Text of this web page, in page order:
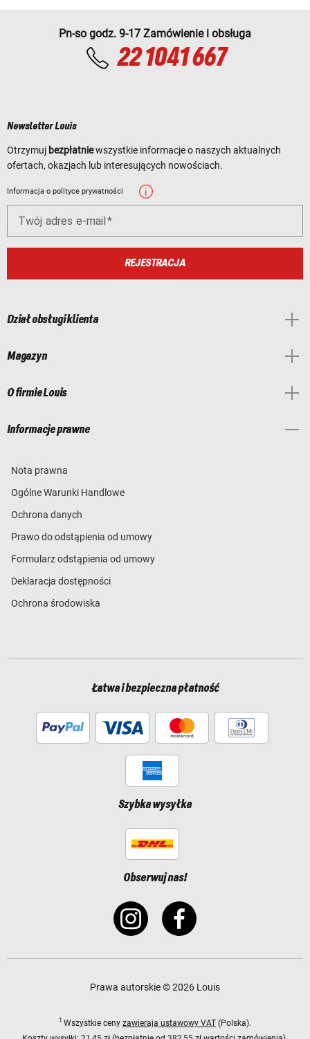
Pn-so godz. 9-17 Zamówienie i obsługa
22 1041 667
Newsletter Louis
Otrzymuj bezpłatniewszystkie informacje o naszych aktualnych
ofertach, okazjach lub interesujących nowościach.
Informacja o polityce prywatności
Twój adres e-mail
REJESTRACJA
Dział obsługi klienta
Magazyn
O firmie Louis
Informacje prawne
Nota prawna
Ogólne Warunki Handlowe
Ochrona danych
Prawo do odstąpienia od umowy
Formularz odstąpienia od umowy
Deklaracja dostępności
Ochrona środowiska
Łatwa i bezpieczna płatność
Szybka wysyłka
Obserwuj nas!
Prawa autorskie © 2026 Louis
1 Wszystkie ceny zawierają ustawowy VAT (Polska).